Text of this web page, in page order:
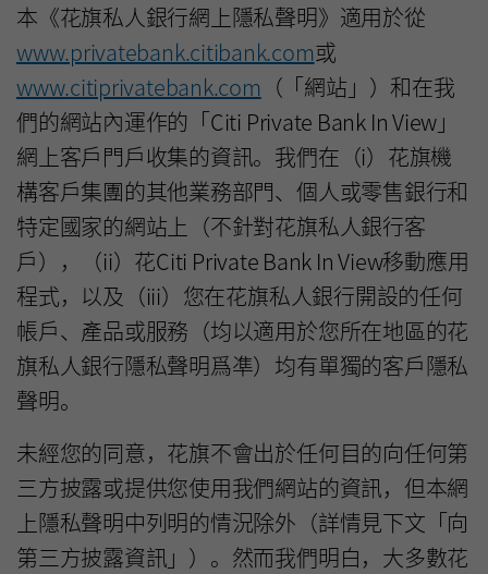
本《花旗私人銀行網上隱私聲明》適用於從
www.privatebank.citibank.com或
www.citiprivatebank.com （「網站」）和在我
們的網站內運作的「Citi Private Bank In View」
網上客戶門戶收集的資訊。我們在（i）花旗機
構客戶集團的其他業務部門、個人或零售銀行和
特定國家的網站上（不針對花旗私人銀行客
戶），（ii）花Citi Private Bank In View移動應用
程式，以及（iii）您在花旗私人銀行開設的任何
帳戶、產品或服務（均以適用於您所在地區的花
旗私人銀行隱私聲明爲凖）均有單獨的客戶隱私
聲明。
未經您的同意，花旗不會出於任何目的向任何第
三方披露或提供您使用我們網站的資訊，但本網
上隱私聲明中列明的情況除外（詳情見下文「向
第三方披露資訊」）。然而我們明白，大多數花